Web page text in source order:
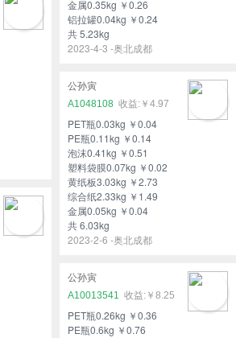
金属0.35kg ￥0.26
铝拉罐0.04kg ￥0.24
共 5.23kg
2023-4-3 -奥北成都
公孙寅
A1048108
￥4.97
PET瓶0.03kg ￥0.04
PE瓶0.11kg ￥0.14
泡沫0.41kg ￥0.51
塑料袋膜0.07kg ￥0.02
黄纸板3.03kg ￥2.73
综合纸2.33kg ￥1.49
金属0.05kg ￥0.04
共 6.03kg
2023-2-6 -奥北成都
公孙寅
A10013541
￥8.25
PET瓶0.26kg ￥0.36
PE瓶0.6kg ￥0.76